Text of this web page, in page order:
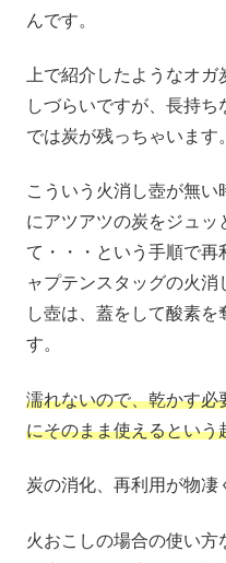
んです。
上で紹介したようなオ
しづらいですが、長持
では炭が残っちゃいます。
こういう火消し壺が無い
にアツアツの炭をジュッ
て・・・という手順で再
ャプテンスタッグの火
し壺は、蓋をして酸素を
す。
濡れないので、乾かす必
にそのまま使えるという
炭の消化、再利用が物凄
火おこしの場合の使い方